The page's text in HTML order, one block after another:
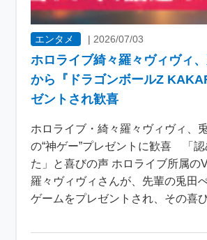
エンタメ | 2026/07/03
ホロライブ綺々羅々ヴィヴィ
から『ドラゴンボールZ
ゼントされ歓喜
ホロライブ・綺々羅々ヴィヴィ、
の“神ゲー”プレゼントに歓喜 「認
た」と喜びの声 ホロライブ所属の
羅々ヴィヴィさんが、先輩の兎田
ゲームをプレゼントされ、その喜